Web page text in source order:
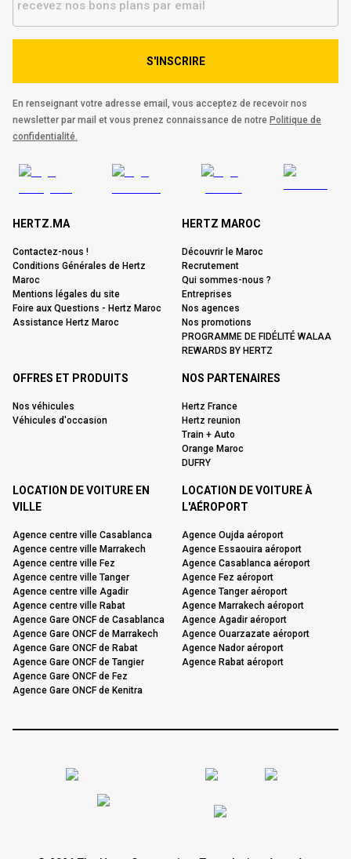
S'INSCRIRE
En renseignant votre adresse email, vous acceptez de recevoir nos
newsletter par mail et vous prenez connaissance de notre Politique de
confidentialité.
HERTZ.MA
Contactez-nous !
Conditions Générales de Hertz
Maroc
Mentions légales du site
Foire aux Questions - Hertz Maroc
Assistance Hertz Maroc
HERTZ MAROC
Découvrir le Maroc
Recrutement
Qui sommes-nous ?
Entreprises
Nos agences
Nos promotions
PROGRAMME DE FIDÉLITÉ WALAA
REWARDS BY HERTZ
OFFRES ET PRODUITS
Nos véhicules
Véhicules d'occasion
NOS PARTENAIRES
Hertz France
Hertz reunion
Train + Auto
Orange Maroc
DUFRY
LOCATION DE VOITURE EN
VILLE
Agence centre ville Casablanca
Agence centre ville Marrakech
Agence centre ville Fez
Agence centre ville Tanger
Agence centre ville Agadir
Agence centre ville Rabat
Agence Gare ONCF de Casablanca
Agence Gare ONCF de Marrakech
Agence Gare ONCF de Rabat
Agence Gare ONCF de Tangier
Agence Gare ONCF de Fez
Agence Gare ONCF de Kenitra
LOCATION DE VOITURE À
L'AÉROPORT
Agence Oujda aéroport
Agence Essaouira aéroport
Agence Casablanca aéroport
Agence Fez aéroport
Agence Tanger aéroport
Agence Marrakech aéroport
Agence Agadir aéroport
Agence Ouarzazate aéroport
Agence Nador aéroport
Agence Rabat aéroport